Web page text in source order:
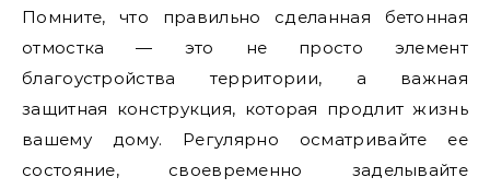
Помните, что правильно сделанная бетонная
отмостка — это не просто элемент
благоустройства территории, а важная
защитная конструкция, которая продлит жизнь
вашему дому. Регулярно осматривайте ее
состояние, своевременно заделывайте